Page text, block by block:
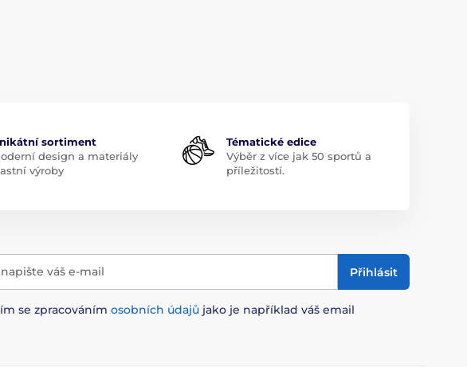
sortiment
design a materiály
výroby
Tématické edice
Výběr z více jak 50 sportů a
příležitostí.
váš e-mail Přihlásit
se zpracováním osobních údajů jako je například váš email